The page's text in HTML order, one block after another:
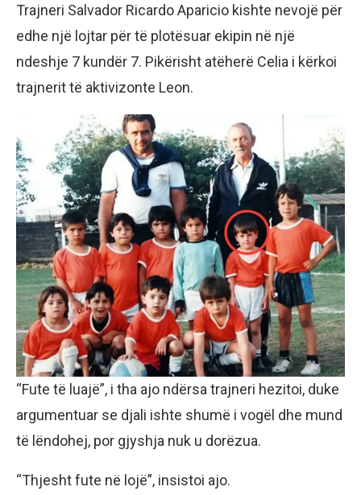
Trajneri Salvador Ricardo Aparicio kishte nevojë për
edhe një lojtar për të plotësuar ekipin në një
ndeshje 7 kundër 7. Pikërisht atëherë Celia i kërkoi
trajnerit të aktivizonte Leon.
“Fute të luajë”, i tha ajo ndërsa trajneri hezitoi, duke
argumentuar se djali ishte shumë i vogël dhe mund
të lëndohej, por gjyshja nuk u dorëzua.
“Thjesht fute në lojë”, insistoi ajo.